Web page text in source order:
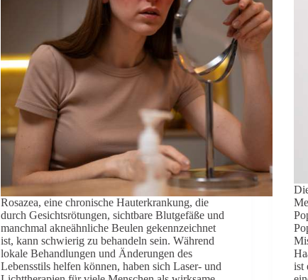
Rosazea, eine chronische Hauterkrankung, die
durch Gesichtsrötungen, sichtbare Blutgefäße und
manchmal akneähnliche Beulen gekennzeichnet
ist, kann schwierig zu behandeln sein. Während
lokale Behandlungen und Änderungen des
Lebensstils helfen können, haben sich Laser- und
ist